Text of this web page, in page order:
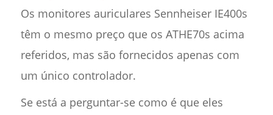
Os monitores auriculares Sennheiser IE400s
têm o mesmo preço que os ATHE70s acima
referidos, mas são fornecidos apenas com
um único controlador.
Se está a perguntar-se como é que eles